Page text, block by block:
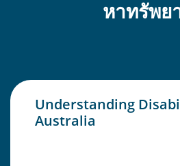
หาทรัพย
Understanding
Australia